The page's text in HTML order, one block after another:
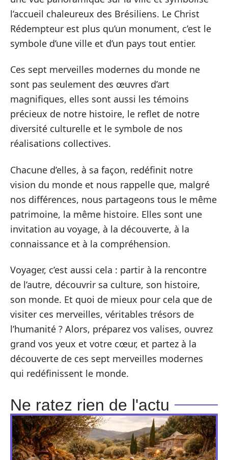
l’accueil chaleureux des Brésiliens. Le Christ
Rédempteur est plus qu’un monument, c’est le
symbole d’une ville et d’un pays tout entier.
Ces sept merveilles modernes du monde ne
sont pas seulement des œuvres d’art
magnifiques, elles sont aussi les témoins
précieux de notre histoire, le reflet de notre
diversité culturelle et le symbole de nos
réalisations collectives.
Chacune d’elles, à sa façon, redéfinit notre
vision du monde et nous rappelle que, malgré
nos différences, nous partageons tous le même
patrimoine, la même histoire. Elles sont une
invitation au voyage, à la découverte, à la
connaissance et à la compréhension.
Voyager, c’est aussi cela : partir à la rencontre
de l’autre, découvrir sa culture, son histoire,
son monde. Et quoi de mieux pour cela que de
visiter ces merveilles, véritables trésors de
l’humanité ? Alors, préparez vos valises, ouvrez
grand vos yeux et votre cœur, et partez à la
découverte de ces sept merveilles modernes
qui redéfinissent le monde.
Ne ratez rien de l'actu